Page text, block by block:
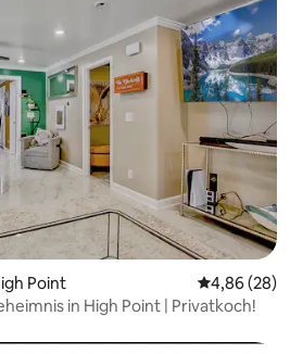
Point
4,86 (28)
in High Point | Privatkoch!